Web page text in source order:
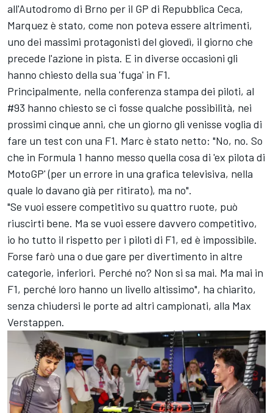
all'Autodromo di Brno per il GP di Repubblica Ceca,
Marquez è stato, come non poteva essere altrimenti,
uno dei massimi protagonisti del giovedì, il giorno che
precede l'azione in pista. E in diverse occasioni gli
hanno chiesto della sua 'fuga' in F1.
Principalmente, nella conferenza stampa dei piloti, al
#93 hanno chiesto se ci fosse qualche possibilità, nei
prossimi cinque anni, che un giorno gli venisse voglia di
fare un test con una F1. Marc è stato netto: "No, no. So
che in Formula 1 hanno messo quella cosa di 'ex pilota di
MotoGP' (per un errore in una grafica televisiva, nella
quale lo davano già per ritirato), ma no".
"Se vuoi essere competitivo su quattro ruote, può
riuscirti bene. Ma se vuoi essere davvero competitivo,
io ho tutto il rispetto per i piloti di F1, ed è impossibile.
Forse farò una o due gare per divertimento in altre
categorie, inferiori. Perché no? Non si sa mai. Ma mai in
F1, perché loro hanno un livello altissimo", ha chiarito,
senza chiudersi le porte ad altri campionati, alla Max
Verstappen.